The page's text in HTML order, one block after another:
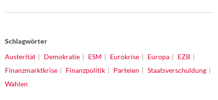
Schlagwörter
Austerität
Demokratie ESM Eurokrise Europa
EZB
Finanzmarktkrise
Finanzpolitik Parteien
Staatsverschuldung
Wahlen